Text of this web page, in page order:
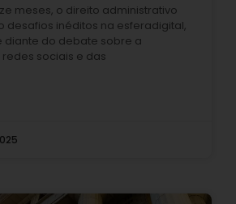
meses, o direito administrativo
desafios inéditos na esferadigital,
diante do debate sobre a
sociais e das